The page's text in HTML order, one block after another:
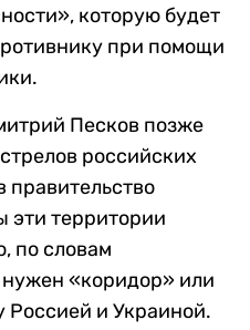
которую будет
при помощи
Песков позже
российских
правительство
эти территории
по словам
«коридор» или
и Украиной.